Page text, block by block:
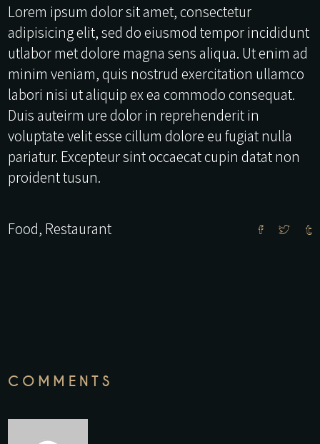
Lorem ipsum dolor sit amet, consectetur
adipisicing elit, sed do eiusmod tempor incididunt
utlabor met dolore magna sens aliqua. Ut enim ad
minim veniam, quis nostrud exercitation ullamco
labori nisi ut aliquip ex ea commodo consequat.
Duis auteirm ure dolor in reprehenderit in
voluptate velit esse cillum dolore eu fugiat nulla
pariatur. Excepteur sint occaecat cupin datat non
proident tusun.
Food, Restaurant
COMMENTS